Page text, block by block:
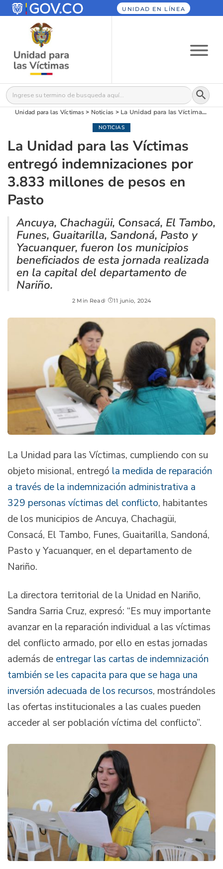
UNIDAD EN LÍNEA
Buscar: Botón
Unidad para las Víctimas> Noticias > La Unidad para las Víctimas entregó indemnizaciones por 3.833 millones de pesos en Pasto
NOTICIAS
La Unidad para las Víctimas
entregó indemnizaciones por
3.833 millones de pesos en
Pasto
Ancuya, Chachagüi, Consacá, El Tambo,
Funes, Guaitarilla, Sandoná, Pasto y
Yacuanquer, fueron los municipios
beneficiados de esta jornada realizada
en la capital del departamento de
Nariño.
2 Min Read 11 junio, 2024
La Unidad para las Víctimas, cumpliendo con su
objeto misional, entregó la medida de reparación
a través de la indemnización administrativa a
329 personas víctimas del conflicto, habitantes
de los municipios de Ancuya, Chachagüi,
Consacá, El Tambo, Funes, Guaitarilla, Sandoná,
Pasto y Yacuanquer, en el departamento de
Nariño.
La directora territorial de la Unidad en Nariño,
Sandra Sarria Cruz, expresó: “Es muy importante
avanzar en la reparación individual a las víctimas
del conflicto armado, por ello en estas jornadas
además de entregar las cartas de indemnización
también se les capacita para que se haga una
inversión adecuada de los recursos, mostrándoles
las ofertas institucionales a las cuales pueden
acceder al ser población víctima del conflicto”.